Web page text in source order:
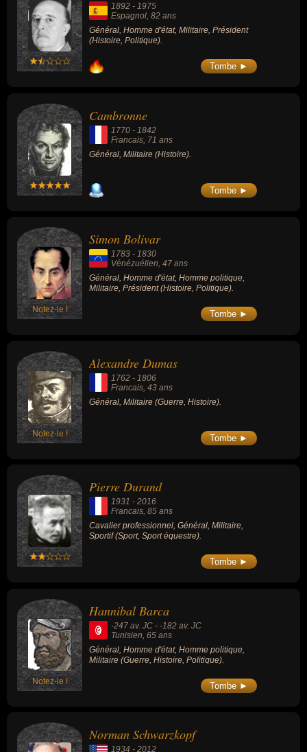
1892 - 1975
Espagnol, 82 ans
Général, Homme d'état, Militaire, Président
(Histoire, Politique).
Tombe ►
Cambronne
1770 - 1842
Francais , 71 ans
Général, Militaire (Histoire).
Tombe ►
Notez-le !
Simon Bolivar
1783 - 1830
Vénézuélien, 47 ans
Général, Homme d'état, Homme politique,
Militaire, Président (Histoire, Politique).
Tombe ►
Notez-le !
Alexandre Dumas
1762 - 1806
Francais , 43 ans
Général, Militaire (Guerre, Histoire).
Tombe ►
Pierre Durand
1931 - 2016
Francais, 85 ans
Cavalier professionnel, Général, Militaire,
Sportif (Sport, Sport équestre).
Tombe ►
Notez-le !
Hannibal Barca
-247 av. JC - -182 av. JC
Tunisien , 65 ans
Général, Homme d'état, Homme politique,
Militaire (Guerre, Histoire, Politique).
Tombe ►
Norman Schwarzkopf
1934 - 2012